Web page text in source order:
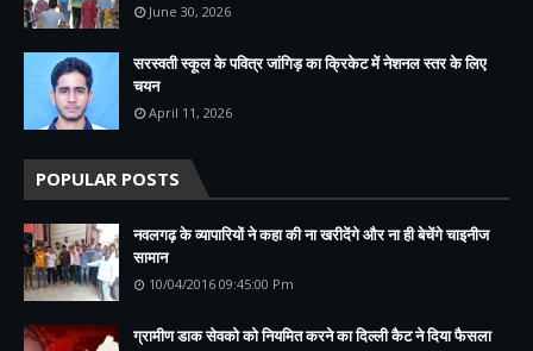
June 30, 2026
सरस्वती स्कूल के पवित्र जांगिड़ का क्रिकेट में नेशनल स्तर के लिए
चयन
April 11, 2026
POPULAR POSTS
नवलगढ़ के व्यापारियों ने कहा की ना खरीदेंगे और ना ही बेचेंगे चाइनीज
सामान
10/04/2016 09:45:00 Pm
ग्रामीण डाक सेवको को नियमित करने का दिल्ली कैट ने दिया फैसला